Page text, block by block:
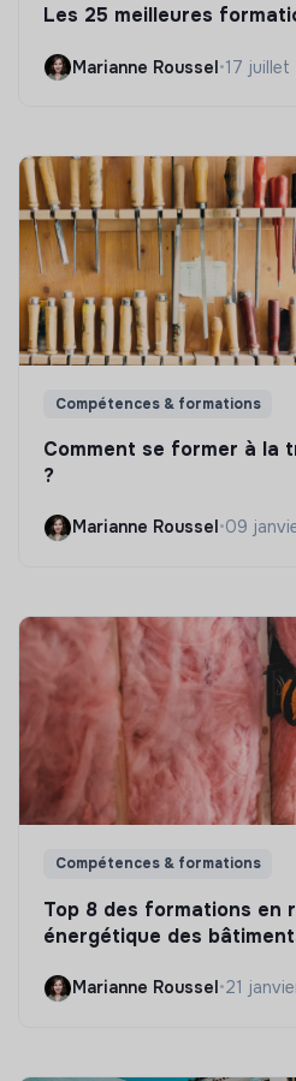
Les 25 meilleures
Marianne Roussel•17
Compétences & formations
Comment se former à la
?
Marianne Roussel •09
Compétences & formations
Top 8 des formations en
énergétique des
Marianne Roussel•21